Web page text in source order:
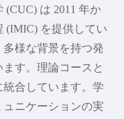
は 2011 年か
(IMIC) を提供してい
多様な背景を持つ発
す。理論コースと
合しています。学
ニケーションの実